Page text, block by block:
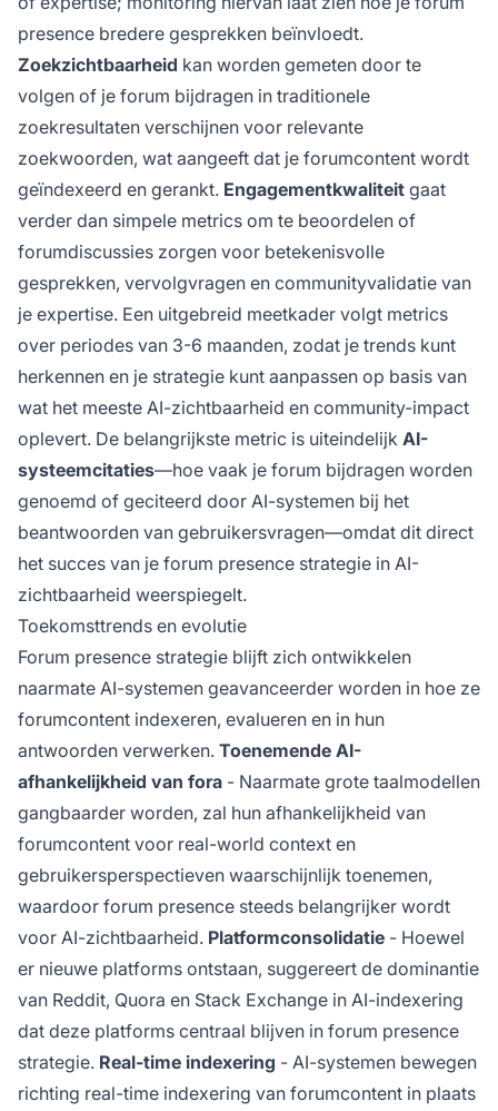
presence bredere gesprekken beïnvloedt.
Zoekzichtbaarheid kan worden gemeten door te
volgen of je forum bijdragen in traditionele
zoekresultaten verschijnen voor relevante
zoekwoorden, wat aangeeft dat je forumcontent wordt
geïndexeerd en gerankt. Engagementkwaliteit gaat
verder dan simpele metrics om te beoordelen of
forumdiscussies zorgen voor betekenisvolle
gesprekken, vervolgvragen en communityvalidatie van
je expertise. Een uitgebreid meetkader volgt metrics
over periodes van 3-6 maanden, zodat je trends kunt
herkennen en je strategie kunt aanpassen op basis van
wat het meeste AI-zichtbaarheid en community-impact
oplevert. De belangrijkste metric is uiteindelijk AI-
systeemcitaties—hoe vaak je forum bijdragen worden
genoemd of geciteerd door AI-systemen bij het
beantwoorden van gebruikersvragen—omdat dit direct
het succes van je forum presence strategie in AI-
zichtbaarheid weerspiegelt.
Toekomsttrends en evolutie
Forum presence strategie blijft zich ontwikkelen
naarmate AI-systemen geavanceerder worden in hoe ze
forumcontent indexeren, evalueren en in hun
antwoorden verwerken. Toenemende AI-
afhankelijkheid van fora - Naarmate grote taalmodellen
gangbaarder worden, zal hun afhankelijkheid van
forumcontent voor real-world context en
gebruikersperspectieven waarschijnlijk toenemen,
waardoor forum presence steeds belangrijker wordt
voor AI-zichtbaarheid. Platformconsolidatie - Hoewel
er nieuwe platforms ontstaan, suggereert de dominantie
van Reddit, Quora en Stack Exchange in AI-indexering
dat deze platforms centraal blijven in forum presence
strategie. Real-time indexering - AI-systemen bewegen
richting real-time indexering van forumcontent in plaats